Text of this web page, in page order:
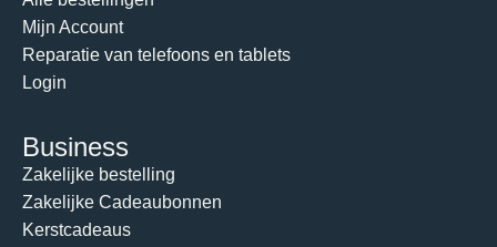
Mijn Account
Reparatie van telefoons en tablets
Login
Business
Zakelijke bestelling
Zakelijke Cadeaubonnen
Kerstcadeaus